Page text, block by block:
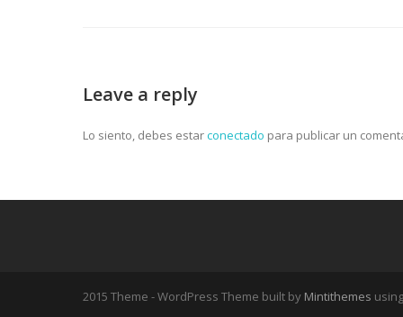
Leave a reply
Lo siento, debes estarconectado para publicar un
2015 Theme - WordPress Theme built by Mintithemes using